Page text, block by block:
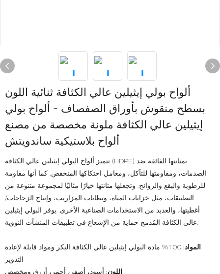
ألواح بولي إيثيلين عالي الكثافة ثنائية اللون
بسطح منقوش بأوراق الصفصاف - ألواح بولي
إيثيلين عالي الكثافة ملونة مخصصة من مصنع
ألواح بلاستيكية ساندويتش
تتميز ألواح البولي إيثيلين عالي الكثافة (HDPE) بمتانتها الفائقة ضد
الصدمات، ومقاومتها للتآكل، ومعامل احتكاكها المنخفض. كما أنها مقاومة
للرطوبة والبقع والروائح. وتجعلها متانتها خيارًا مثاليًا لمجموعة متنوعة من
التطبيقات، مثل خزانات المياه، وبطانات المزاريب، وإنتاج الزجاجات/
أغطيتها، والعديد من الاستخدامات الصناعية الأخرى. يوفر البولي إيثيلين
عالي الكثافة المُدمج حماية من الإشعاع في تطبيقات المنشآت النووية.
المواد:
100% مادة البولي إيثيلين عالي الكثافة البكر ومواد قابلة لإعادة
التدوير
اللون: أسود، أصفر، أحمر، أزرق ومخصص